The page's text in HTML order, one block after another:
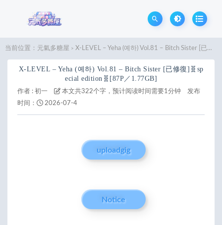
当前位置： 元氣多糖屋 > X-LEVEL – Yeha (예하) Vol.81 – Bitch Sister [已修復]🧬special edition🧬[87P／1.77GB]
X-LEVEL – Yeha (예하) Vol.81 – Bitch Sister [已修復]🧬sp
ecial edition🧬[87P／1.77GB]
作者 : 初一 本文共322个字，预计阅读时间需要1分钟
发布
时间：
2026-07-4
uploadgig
Notice